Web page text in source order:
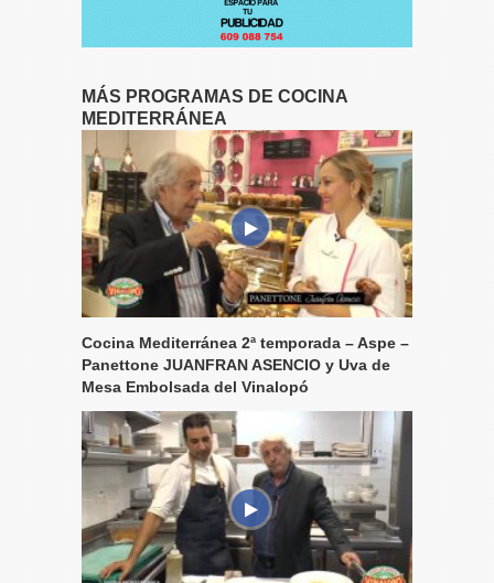
MÁS PROGRAMAS DE COCINA
MEDITERRÁNEA
Cocina Mediterránea 2ª temporada – Aspe –
Panettone JUANFRAN ASENCIO y Uva de
Mesa Embolsada del Vinalopó